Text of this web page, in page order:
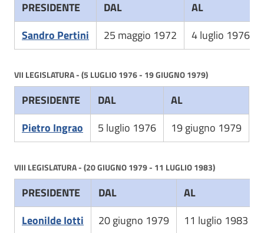
PRESIDENTE DAL
AL
Sandro Pertini
25 maggio 1972 4 luglio 1976
VII LEGISLATURA - (5 LUGLIO 1976 - 19 GIUGNO 1979)
PRESIDENTE DAL
AL
Pietro Ingrao
5 luglio 1976 19 giugno 1979
VIII LEGISLATURA - (20 GIUGNO 1979 - 11 LUGLIO 1983)
PRESIDENTE DAL
AL
Leonilde Iotti
20 giugno 1979 11 luglio 1983